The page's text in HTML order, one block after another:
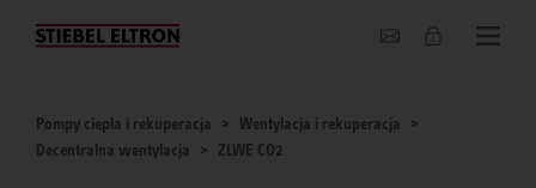
O nas
Pompy ciepła i rekuperacja
Wentylacja i rekuperacja
Decentralna wentylacja
ZLWE CO2